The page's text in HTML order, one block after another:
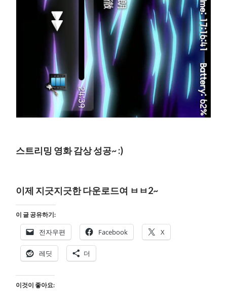
스트리밍 영화 감상 성공~ :)
이제 지긋지긋한 다운로드여 ㅂㅂ2~
이 글 공유하기:
전자우편 Facebook X
레딧 더
이것이 좋아요: